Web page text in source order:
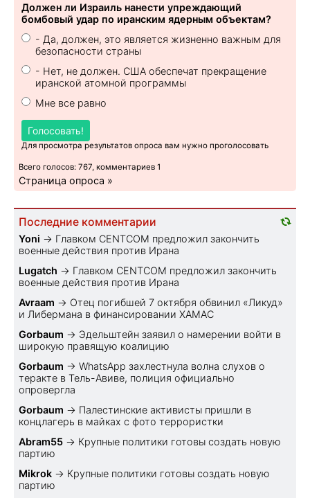
Должен ли Израиль нанести упреждающий
бомбовый удар по иранским ядерным объектам?
- Да, должен, это является жизненно важным для
безопасности страны
- Нет, не должен. США обеспечат прекращение
иранской атомной программы
Мне все равно
Голосовать!
Для просмотра результатов опроса вам нужно проголосовать
Всего голосов: 767, комментариев 1
Страница опроса »
Последние комментарии
Yoni → Главком CENTCOM предложил закончить
военные действия против Ирана
Lugatch → Главком CENTCOM предложил закончить
военные действия против Ирана
Avraam → Отец погибшей 7 октября обвинил «Ликуд»
и Либермана в финансировании ХАМАС
Gorbaum → Эдельштейн заявил о намерении войти в
широкую правящую коалицию
Gorbaum → WhatsApp захлестнула волна слухов о
теракте в Тель-Авиве, полиция официально
опровергла
Gorbaum → Палестинские активисты пришли в
концлагерь в майках с фото террористки
Abram55 → Крупные политики готовы создать новую
партию
Mikrok → Крупные политики готовы создать новую
партию